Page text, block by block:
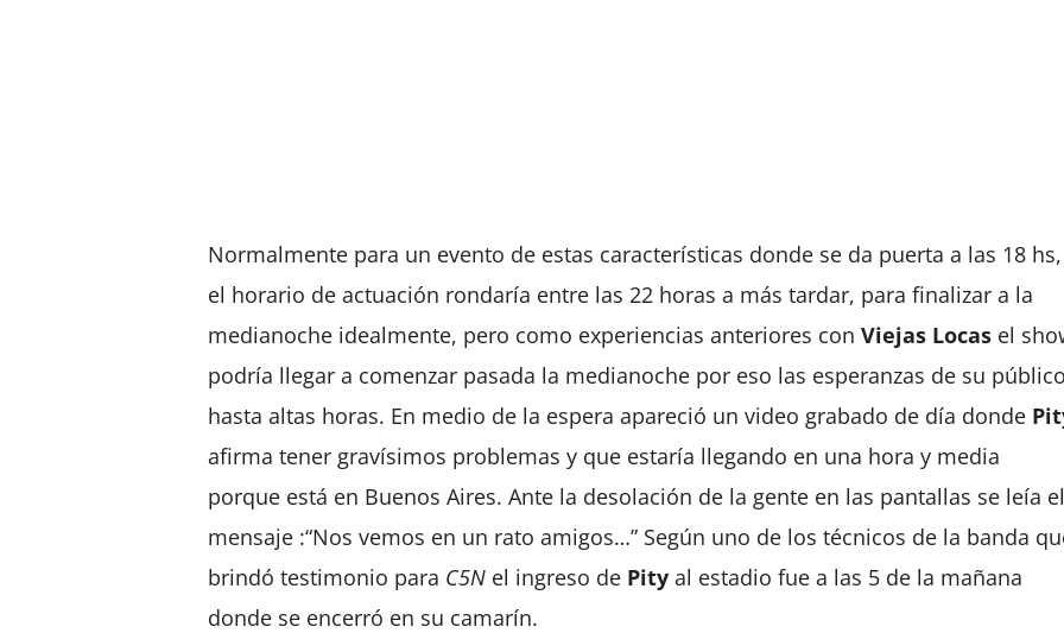
Normalmente para un evento de estas características donde se da puerta a las 18 hs,
el horario de actuación rondaría entre las 22 horas a más tardar, para finalizar a la
medianoche idealmente, pero como experiencias anteriores con Viejas Locas el
podría llegar a comenzar pasada la medianoche por eso las esperanzas de su público
hasta altas horas. En medio de la espera apareció un video grabado de día donde
afirma tener gravísimos problemas y que estaría llegando en una hora y media
porque está en Buenos Aires. Ante la desolación de la gente en las pantallas se leía el
mensaje :“Nos vemos en un rato amigos…” Según uno de los técnicos de la banda
brindó testimonio para C5N el ingreso de Pity al estadio fue a las 5 de la mañana
donde se encerró en su camarín.